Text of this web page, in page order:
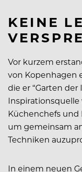
KEINE
Vor kurzem
von Kopenhagen
die er “Garten der
Inspirationsquelle
Küchenchefs
um gemeinsam
Techniken
In einem neuen